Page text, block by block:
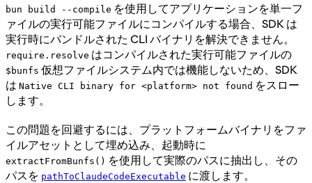
bun build --compile を使用してアプリケーションを単一フ
ァイルの実行可能ファイルにコンパイルする場合、SDK は
実行時にバンドルされた CLI バイナリを解決できません。
require.resolve はコンパイルされた実行可能ファイルの
$bunfs 仮想ファイルシステム内では機能しないため、SDK
は Native CLI binary for <platform> not found をスロー
します。
この問題を回避するには、プラットフォームバイナリをファ
イルアセットとして埋め込み、起動時に
extractFromBunfs() を使用して実際のパスに抽出し、その
パスを pathToClaudeCodeExecutable に渡します。